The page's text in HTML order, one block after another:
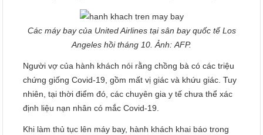
Các máy bay của United Airlines tại sân bay quốc tế Los
Angeles hồi tháng 10. Ảnh: AFP.
Người vợ của hành khách nói rằng chồng bà có các triệu
chứng giống Covid-19, gồm mất vị giác và khứu giác. Tuy
nhiên, tại thời điểm đó, các chuyên gia y tế chưa thể xác
định liệu nạn nhân có mắc Covid-19.
Khi làm thủ tục lên máy bay, hành khách khai báo trong